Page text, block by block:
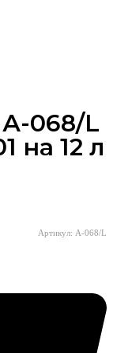
068/L
на 12 л
Артикул: A-068/L